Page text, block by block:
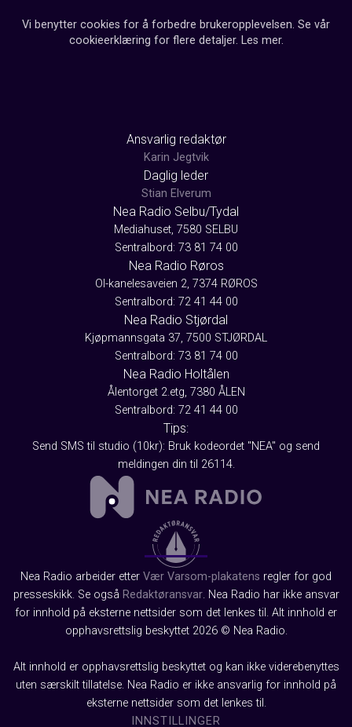
Vi benytter cookies for å forbedre brukeropplevelsen. Se vår
cookieerklæring for flere detaljer. Les mer.
Ansvarlig redaktør
Karin Jegtvik
Daglig leder
Stian Elverum
Nea Radio Selbu/Tydal
Mediahuset, 7580 SELBU
Sentralbord: 73 81 74 00
Nea Radio Røros
Ol-kanelesaveien 2, 7374 RØROS
Sentralbord: 72 41 44 00
Nea Radio Stjørdal
Kjøpmannsgata 37, 7500 STJØRDAL
Sentralbord: 73 81 74 00
Nea Radio Holtålen
Ålentorget 2.etg, 7380 ÅLEN
Sentralbord: 72 41 44 00
Tips:
Send SMS til studio (10kr): Bruk kodeordet "NEA" og send
meldingen din til 26114.
Nea Radio arbeider etter Vær Varsom-plakatens regler for god
presseskikk. Se også Redaktøransvar. Nea Radio har ikke ansvar
for innhold på eksterne nettsider som det lenkes til. Alt innhold er
opphavsrettslig beskyttet 2026 © Nea Radio.
Alt innhold er opphavsrettslig beskyttet og kan ikke viderebenyttes
uten særskilt tillatelse. Nea Radio er ikke ansvarlig for innhold på
eksterne nettsider som det lenkes til.
INNSTILLINGER